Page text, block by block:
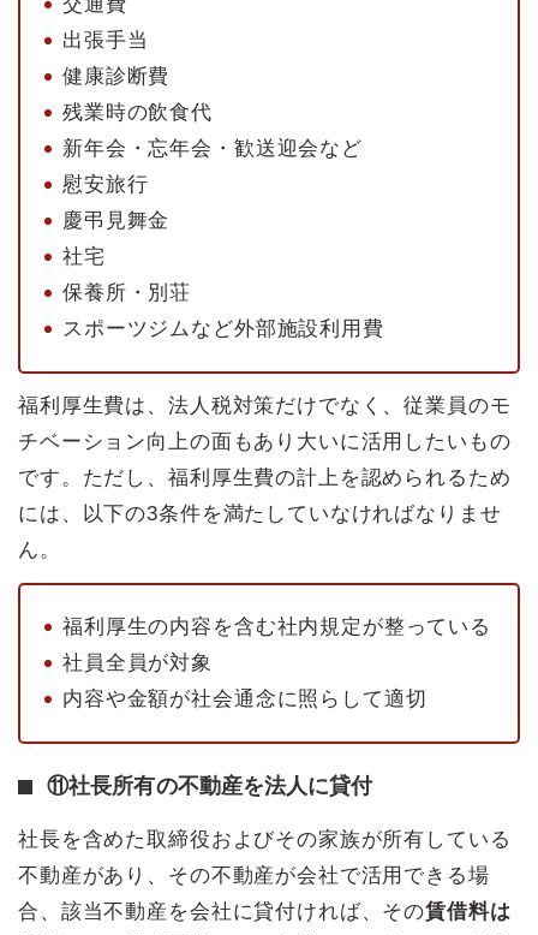
出張手当
健康診断費
残業時の飲食代
新年会・忘年会・歓送迎会など
慰安旅行
慶弔見舞金
社宅
保養所・別荘
スポーツジムなど外部施設利用費
福利厚生費は、法人税対策だけでなく、従業員のモ
チベーション向上の面もあり大いに活用したいもの
です。ただし、福利厚生費の計上を認められるため
には、以下の3条件を満たしていなければなりませ
ん。
福利厚生の内容を含む社内規定が整っている
社員全員が対象
内容や金額が社会通念に照らして適切
⑪社長所有の不動産を法人に貸付
社長を含めた取締役およびその家族が所有している
不動産があり、その不動産が会社で活用できる場
合、該当不動産を会社に貸付ければ、その賃借料は